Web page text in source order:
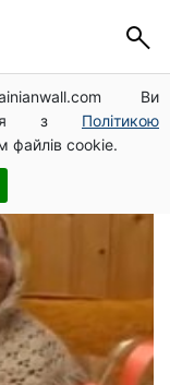
Ви
з Політикою
файлів cookie.